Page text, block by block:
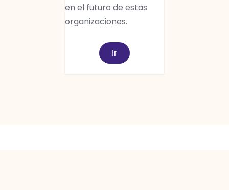
en el futuro de estas
organizaciones.
Ir